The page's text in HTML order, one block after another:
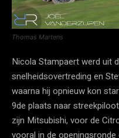
Thomas Martens
Nicola Stampaert werd uit
snelheidsovertreding en
waarna hij opnieuw kon
9de plaats naar
zijn Mitsubishi, voor de
vooral in de